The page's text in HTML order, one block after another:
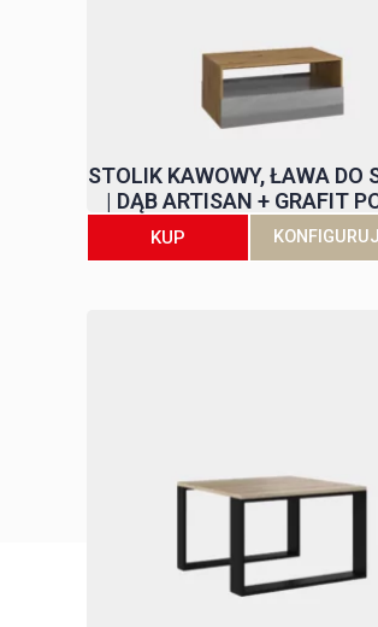
STOLIK KAWOWY, ŁAWA DO
| DĄB ARTISAN + GRAFIT
KUP KONFIGURUJ